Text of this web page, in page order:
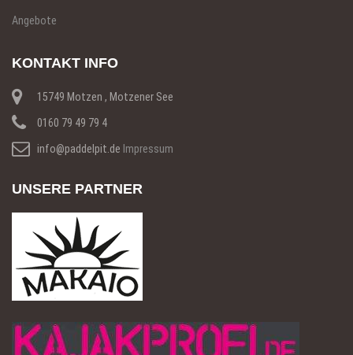
Angebote
KONTAKT INFO
15749 Motzen , Motzener See
0160 79 49 79 4
info@paddelpit.de Impressum
UNSERE PARTNER